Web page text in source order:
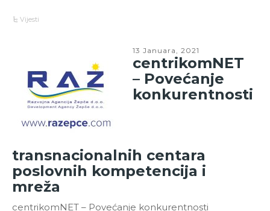
Vijesti
13 Januara, 2021
centrikomNET
– Povećanje
konkurentnosti
transnacionalnih centara
poslovnih kompetencija i
mreža
centrikomNET – Povećanje konkurentnosti